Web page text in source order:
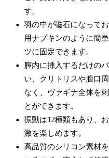
す。
羽の中が磁石になって
用ナプキンのように簡
ツに固定できます。
膣内に挿入するだけの
い、クリトリスや膣口
なく、ヴァギナ全体を
とができます。
振動は12種類もあり、
激を楽しめます。
高品質のシリコン素材